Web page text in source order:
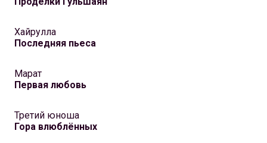
Хайрулла
Последняя пьеса
Марат
Первая любовь
Третий юноша
Гора влюблённых